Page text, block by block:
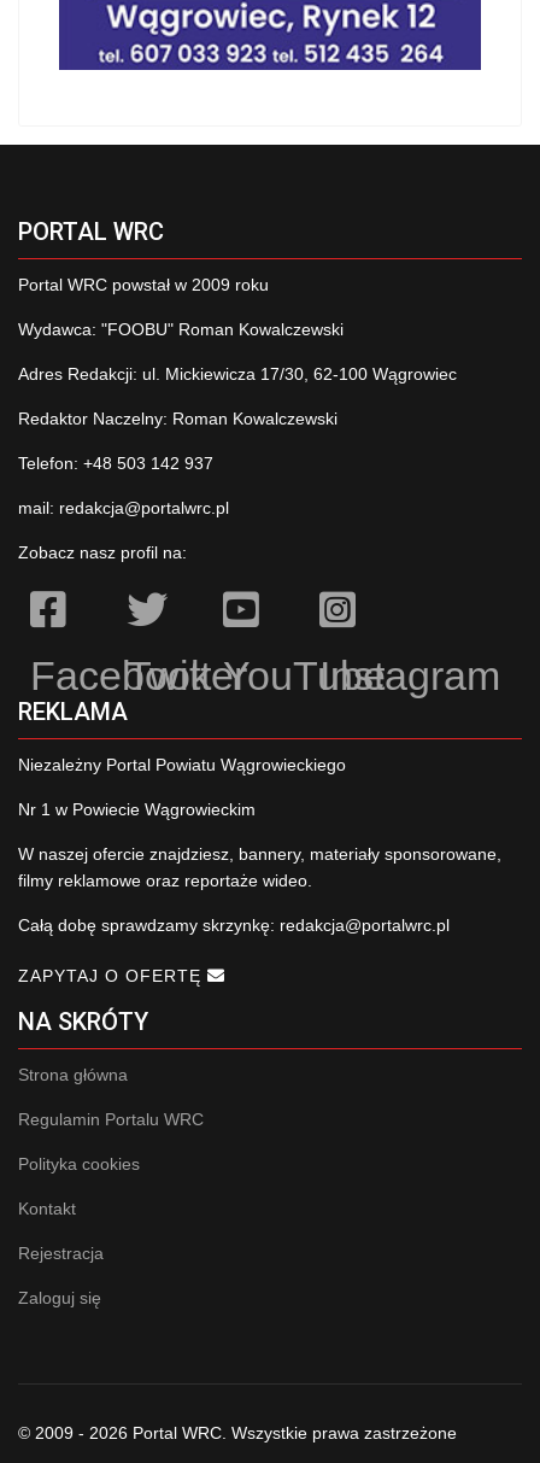
PORTAL WRC
Portal WRC powstał w 2009 roku
Wydawca: "FOOBU" Roman Kowalczewski
Adres Redakcji: ul. Mickiewicza 17/30, 62-100 Wągrowiec
Redaktor Naczelny: Roman Kowalczewski
Telefon: +48 503 142 937
mail: redakcja@portalwrc.pl
Zobacz nasz profil na:
Facebook
TwitterYouTubeInstagram
REKLAMA
Niezależny Portal Powiatu Wągrowieckiego
Nr 1 w Powiecie Wągrowieckim
W naszej ofercie znajdziesz, bannery, materiały sponsorowane,
filmy reklamowe oraz reportaże wideo.
Całą dobę sprawdzamy skrzynkę: redakcja@portalwrc.pl
ZAPYTAJ O OFERTĘ
NA SKRÓTY
Strona główna
Regulamin Portalu WRC
Polityka cookies
Kontakt
Rejestracja
Zaloguj się
© 2009 - 2026 Portal WRC. Wszystkie prawa zastrzeżone